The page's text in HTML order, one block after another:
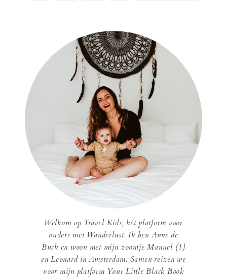
Welkom op Travel Kids, hét platform voor
ouders met Wanderlust. Ik ben Anne de
Buck en woon met mijn zoontje Manuel (1)
en Leonard in Amsterdam. Samen reizen we
voor mijn platform Your Little Black Book